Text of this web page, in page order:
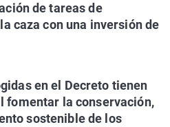
de tareas de
caza con una inversión de
en el Decreto tienen
fomentar la conservación,
sostenible de los